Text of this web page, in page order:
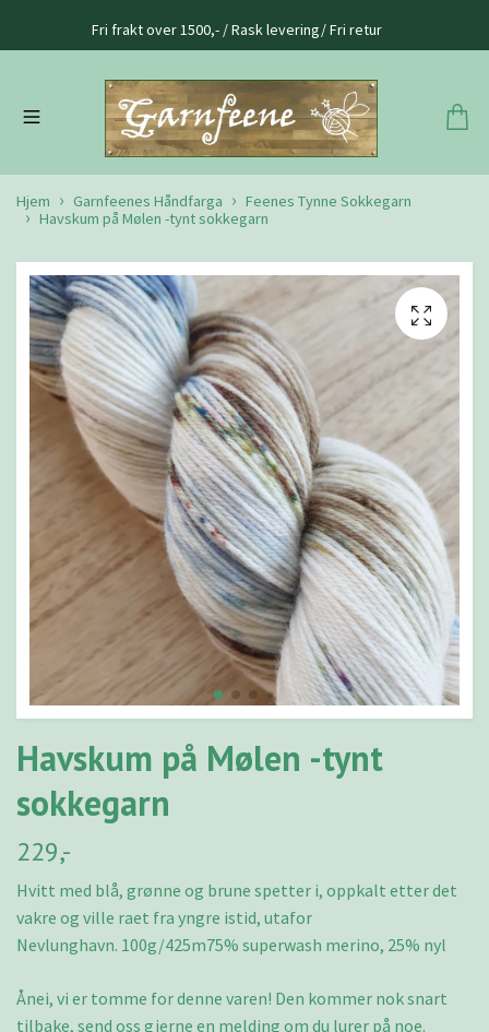
Fri frakt over 1500,- / Rask levering/ Fri retur
Hjem Garnfeenes Håndfarga
Feenes Tynne Sokkegarn
Havskum på Mølen -tynt sokkegarn
Havskum på Mølen -tynt
sokkegarn
229,-
Hvitt med blå, grønne og brune spetter i, oppkalt etter det
vakre og ville raet fra yngre istid, utafor
Nevlunghavn. 100g/425m75% superwash merino, 25% nyl
Ånei, vi er tomme for denne varen! Den kommer nok snart
tilbake, send oss gjerne en melding om du lurer på noe.